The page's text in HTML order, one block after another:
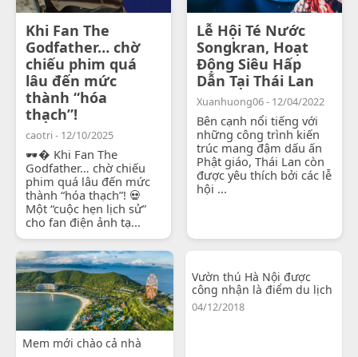
Khi Fan The
Godfather… chờ
chiếu phim quá
lâu đến mức
thành “hóa
thạch”!
caotri - 12/10/2025
🕶� Khi Fan The
Godfather… chờ chiếu
phim quá lâu đến mức
thành “hóa thạch”! 💀
Một “cuộc hẹn lịch sử”
cho fan điện ảnh tạ...
Lễ Hội Té Nước
Songkran, Hoạt
Động Siêu Hấp
Dẫn Tại Thái Lan
Xuanhuong06 - 12/04/2022
Bên cạnh nổi tiếng với
những công trình kiến
trúc mang đậm dấu ấn
Phật giáo, Thái Lan còn
được yêu thích bởi các lễ
hội ...
Mem mới chào cả nhà
Vườn thú Hà Nội được
công nhận là điểm du lịch
04/12/2018